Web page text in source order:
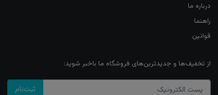
درباره ما
راهنما
قوانین
از تخفیف‌ها و جدیدترین‌های فروشگاه ما باخبر شوید:
ثبت‌نام